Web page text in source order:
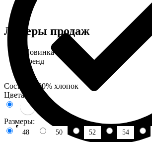
Состав : 100% хлопок
Цвета:
Размеры:
48 50 52 54
Лидеры продаж
Новинка
Тренд